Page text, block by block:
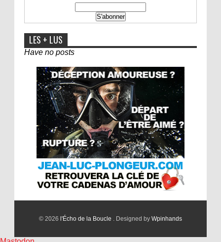
LES + LUS
Have no posts
© 2026 l'Écho de la Boucle . Designed by Wpinhands